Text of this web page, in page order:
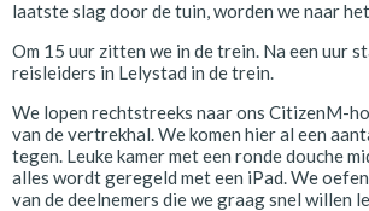
laatste slag door de tuin, worden we naar
Om 15 uur zitten we in de trein. Na een uur
reisleiders in Lelystad in de trein.
We lopen rechtstreeks naar ons CitizenM-
van de vertrekhal. We komen hier al een
tegen. Leuke kamer met een ronde douche
alles wordt geregeld met een iPad. We
van de deelnemers die we graag snel willen